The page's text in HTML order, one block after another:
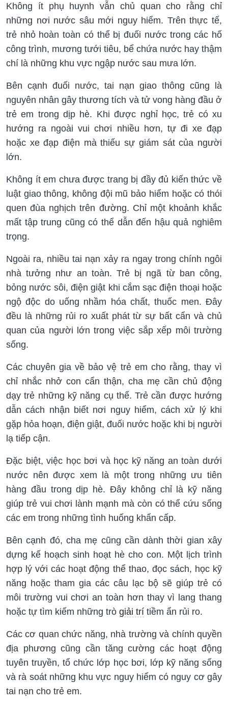
Không ít phụ huynh vẫn chủ quan cho rằng chỉ
những nơi nước sâu mới nguy hiểm. Trên thực tế,
trẻ nhỏ hoàn toàn có thể bị đuối nước trong các hố
công trình, mương tưới tiêu, bể chứa nước hay thậm
chí là những khu vực ngập nước sau mưa lớn.
Bên cạnh đuối nước, tai nạn giao thông cũng là
nguyên nhân gây thương tích và tử vong hàng đầu ở
trẻ em trong dịp hè. Khi được nghỉ học, trẻ có xu
hướng ra ngoài vui chơi nhiều hơn, tự đi xe đạp
hoặc xe đạp điện mà thiếu sự giám sát của người
lớn.
Không ít em chưa được trang bị đầy đủ kiến thức về
luật giao thông, không đội mũ bảo hiểm hoặc có thói
quen đùa nghịch trên đường. Chỉ một khoảnh khắc
mất tập trung cũng có thể dẫn đến hậu quả nghiêm
trọng.
Ngoài ra, nhiều tai nạn xảy ra ngay trong chính ngôi
nhà tưởng như an toàn. Trẻ bị ngã từ ban công,
bỏng nước sôi, điện giật khi cắm sạc điện thoại hoặc
ngộ độc do uống nhầm hóa chất, thuốc men. Đây
đều là những rủi ro xuất phát từ sự bất cẩn và chủ
quan của người lớn trong việc sắp xếp môi trường
sống.
Các chuyên gia về bảo vệ trẻ em cho rằng, thay vì
chỉ nhắc nhở con cẩn thận, cha mẹ cần chủ động
dạy trẻ những kỹ năng cụ thể. Trẻ cần được hướng
dẫn cách nhận biết nơi nguy hiểm, cách xử lý khi
gặp hỏa hoạn, điện giật, đuối nước hoặc khi bị người
lạ tiếp cận.
Đặc biệt, việc học bơi và học kỹ năng an toàn dưới
nước nên được xem là một trong những ưu tiên
hàng đầu trong dịp hè. Đây không chỉ là kỹ năng
giúp trẻ vui chơi lành mạnh mà còn có thể cứu sống
các em trong những tình huống khẩn cấp.
Bên cạnh đó, cha mẹ cũng cần dành thời gian xây
dựng kế hoạch sinh hoạt hè cho con. Một lịch trình
hợp lý với các hoạt động thể thao, đọc sách, học kỹ
năng hoặc tham gia các câu lạc bộ sẽ giúp trẻ có
môi trường vui chơi an toàn hơn thay vì lang thang
hoặc tự tìm kiếm những trò giải trí tiềm ẩn rủi ro.
Các cơ quan chức năng, nhà trường và chính quyền
địa phương cũng cần tăng cường các hoạt động
tuyên truyền, tổ chức lớp học bơi, lớp kỹ năng sống
và rà soát những khu vực nguy hiểm có nguy cơ gây
tai nạn cho trẻ em.